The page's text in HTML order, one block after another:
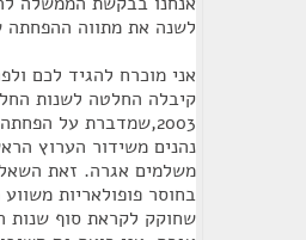
לשנה את מתווה
אני מוכרח להגיד לכם
קיבלה החלטה לשנות
2003,שמדברת על
נהנים משידור הערוץ
משלמים אגרה. זאת
בחוסר פופולאריות
שחוקק לקראת סוף שנות